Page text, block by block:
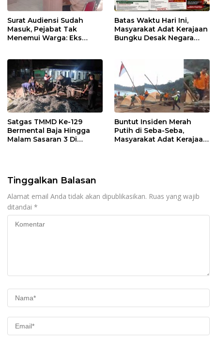
Surat Audiensi Sudah
Masuk, Pejabat Tak
Menemui Warga: Eks
Transmigrasi Luwu Timur
Batas Waktu Hari Ini,
Masyarakat Adat Kerajaan
Bungku Desak Negara
Satgas TMMD Ke-129
Bermental Baja Hingga
Malam Sasaran 3 Di
Buntut Insiden Merah
Putih di Seba-Seba,
Masyarakat Adat Kerajaan
Tinggalkan Balasan
Alamat email Anda tidak akan dipublikasikan. Ruas yang wajib
ditandai *